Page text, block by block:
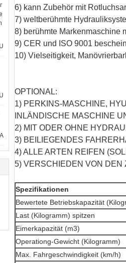
6) kann Zubehör mit
7) weltberühmte
8) berühmte Markenmaschine
9) CER und ISO 9001
10) Vielseitigkeit,
OPTIONAL:
1) PERKINS-MASCHINE,
INLÄNDISCHE MASCHINE
2) MIT ODER OHNE
3) BEILIEGENDES
4) ALLE ARTEN REIFEN
5) VERSCHIEDEN VON DEN
Spezifikationen
Bewertete Betriebskapazität
Last (Kilogramm)
Eimerkapazität (m3)
Operationg-Gewicht
Max. Fahrgeschwindigkeit